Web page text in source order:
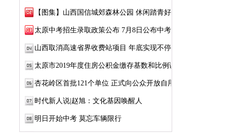
【图集】山西国信城郊森林公园 休闲踏青好去处
太原中考招生录取政策公布 7月8日公布中考成绩
山西取消高速省界收费站项目 年底实现不停车...
太原市2019年度住房公积金缴存基数和比例调整
杏花岭区首批121个单位 正式向公众开放自用厕所
时代新人说|赵旭：文化基因唤醒人
明日开始中考 莫忘车辆限行